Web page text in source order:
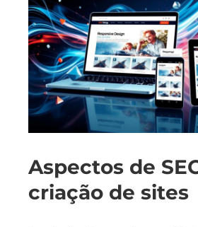
Aspectos de
criação de sites